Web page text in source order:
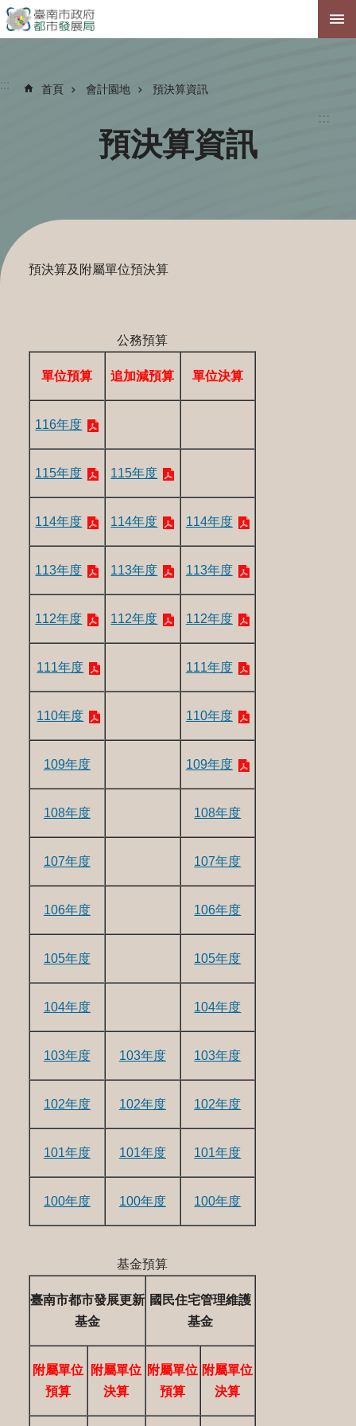
跳到主要內容區塊
:::
::: 首頁 會計園地 預決算資訊
預決算資訊
預決算及附屬單位預決算
公務預算
單位預算 追加減預算 單位決算
116年度
115年度 115年度
114年度 114年度 114年度
113年度 113年度 113年度
112年度 112年度 112年度
111年度 111年度
110年度 110年度
109年度 109年度
108年度 108年度
107年度 107年度
106年度 106年度
105年度 105年度
104年度 104年度
103年度 103年度 103年度
102年度 102年度 102年度
101年度 101年度 101年度
100年度 100年度 100年度
基金預算
臺南市都市發展更新
基金
國民住宅管理維護
基金
附屬單位
預算
附屬單位
決算
附屬單位
預算
附屬單位
決算